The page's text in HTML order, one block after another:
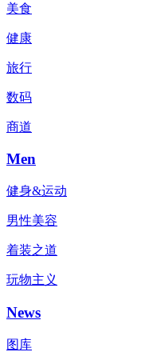
美食
健康
旅行
数码
商道
Men
健身&运动
男性美容
着装之道
玩物主义
News
图库